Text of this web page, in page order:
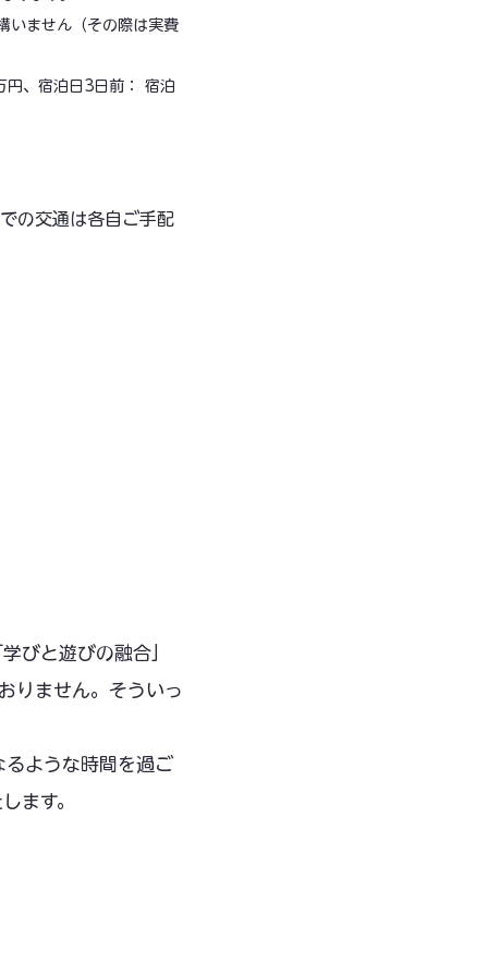
いません（その際は実費
、宿泊日3日前： 宿泊
の交通は各自ご手配
びと遊びの融合」
りません。そういっ
るような時間を過ご
ます。